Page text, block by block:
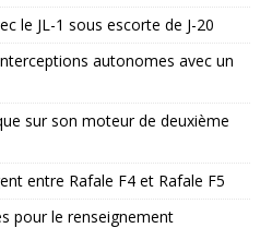
le JL-1 sous escorte de J-20
autonomes avec un
sur son moteur de deuxième
entre Rafale F4 et Rafale F5
pour le renseignement